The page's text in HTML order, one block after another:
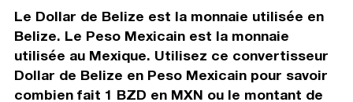
Le Dollar de Belize est la monnaie utilisée en
Belize. Le Peso Mexicain est la monnaie
utilisée au Mexique. Utilisez ce convertisseur
Dollar de Belize en Peso Mexicain pour savoir
combien fait 1 BZD en MXN ou le montant de